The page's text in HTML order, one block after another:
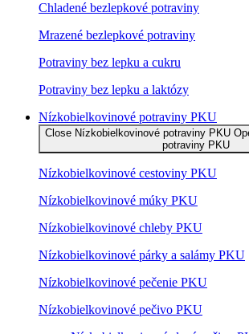
Chladené bezlepkové potraviny
Mrazené bezlepkové potraviny
Potraviny bez lepku a cukru
Potraviny bez lepku a laktózy
Nízko­bielkovinové potraviny PKU
Close Nízko­bielkovinové potraviny PKU Open
potraviny PKU
Nízko­bielkovinové cestoviny PKU
Nízko­bielkovinové múky PKU
Nízkobielkovinové chleby PKU
Nízkobielkovinové párky a salámy PKU
Nízkobielkovinové pečenie PKU
Nízkobielkovinové pečivo PKU